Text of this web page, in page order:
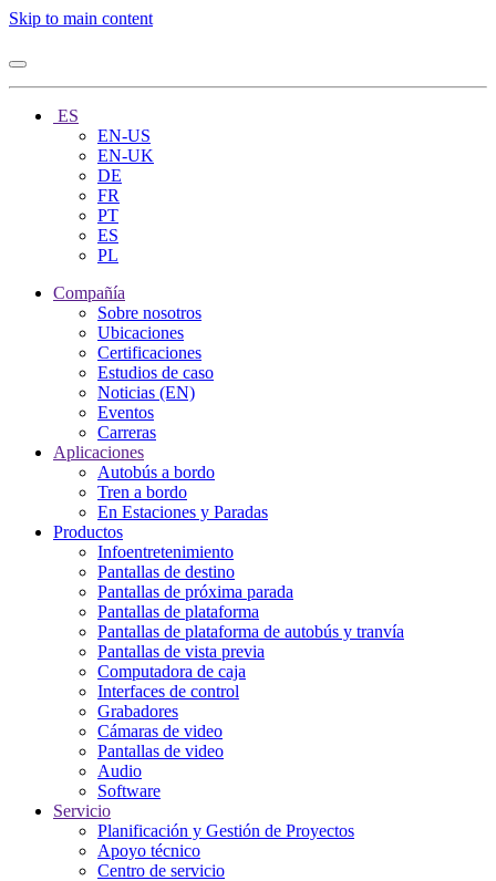
Skip to main content
ES
EN-US
EN-UK
DE
FR
PT
ES
PL
Compañía
Sobre nosotros
Ubicaciones
Certificaciones
Estudios de caso
Noticias (EN)
Eventos
Carreras
Aplicaciones
Autobús a bordo
Tren a bordo
En Estaciones y Paradas
Productos
Infoentretenimiento
Pantallas de destino
Pantallas de próxima parada
Pantallas de plataforma
Pantallas de plataforma de autobús y tranvía
Pantallas de vista previa
Computadora de caja
Interfaces de control
Grabadores
Cámaras de video
Pantallas de video
Audio
Software
Servicio
Planificación y Gestión de Proyectos
Apoyo técnico
Centro de servicio